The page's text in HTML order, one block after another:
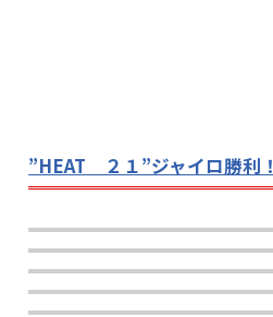
”HEAT ２１”ジャイロ勝利！